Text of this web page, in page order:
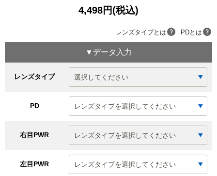
4,498円(税込)
レンズタイプとは PDとは
▼データ入力
レンズタイプ
PD
右目PWR
左目PWR